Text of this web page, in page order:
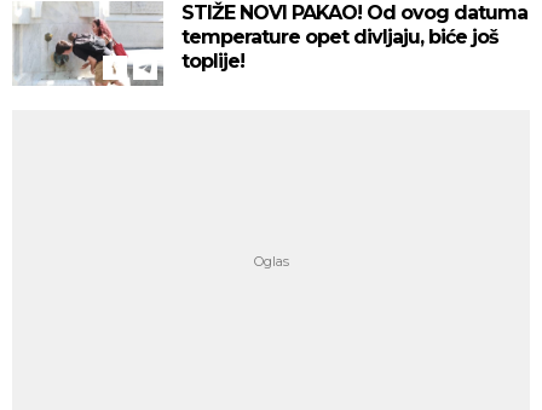
STIŽE NOVI PAKAO! Od ovog datuma
temperature opet divljaju, biće još
toplije!